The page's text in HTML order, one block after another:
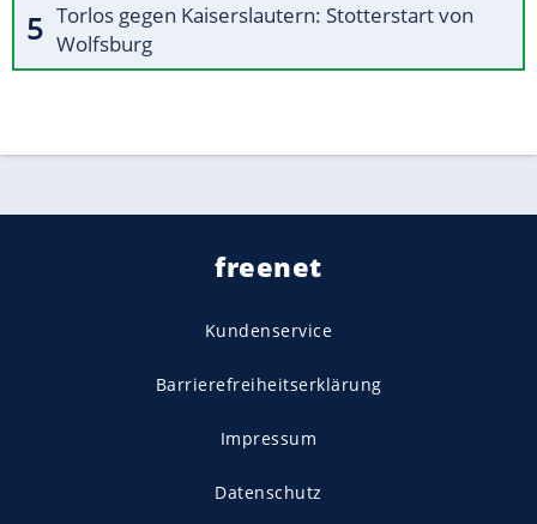
Torlos gegen Kaiserslautern: Stotterstart von
Wolfsburg
freenet
Kundenservice
Barrierefreiheitserklärung
Impressum
Datenschutz